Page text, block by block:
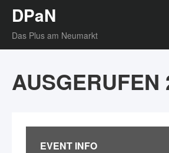
DPaN
Das Plus am Neumarkt
AUSGERUFEN
EVENT INFO